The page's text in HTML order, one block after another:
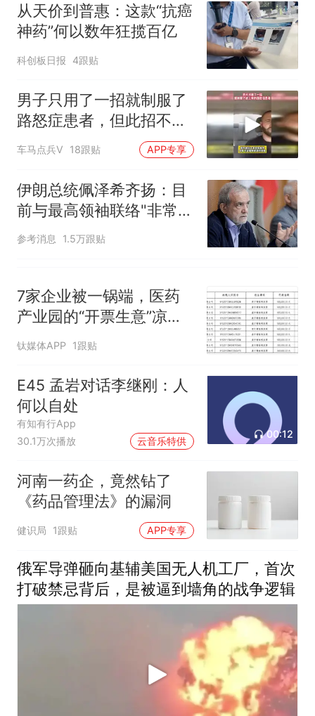
从天价到普惠：这款“抗癌
神药”何以数年狂揽百亿
科创板日报 4跟贴
男子只用了一招就制服了
路怒症患者，但此招不建
议大家模仿
车马点兵V 18跟贴 APP专享
伊朗总统佩泽希齐扬：目
前与最高领袖联络"非常困
难"
参考消息 1.5万跟贴
7家企业被一锅端，医药
产业园的“开票生意”凉
了？
钛媒体APP 1跟贴
E45 孟岩对话李继刚：人
何以自处
有知有行App
30.1万次播放
云音乐特供
00:12
河南一药企，竟然钻了
《药品管理法》的漏洞
健识局 1跟贴 APP专享
俄军导弹砸向基辅美国无人机工厂，首次
打破禁忌背后，是被逼到墙角的战争逻辑